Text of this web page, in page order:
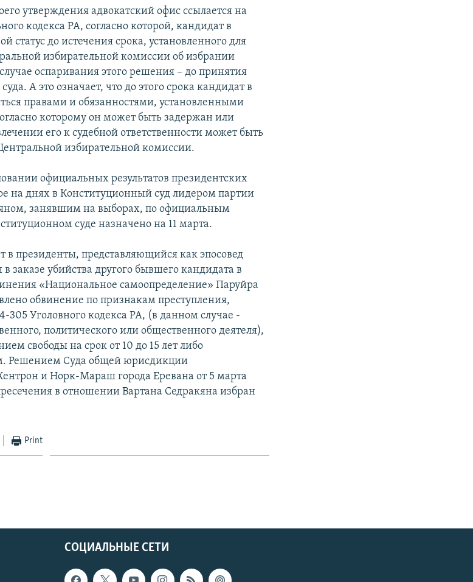
утверждения адвокатский офис ссылается на
кодекса РА, согласно которой, кандидат в
статус до истечения срока, установленного для
избирательной комиссии об избрании
оспаривания этого решения – до принятия
А это означает, что до этого срока кандидат в
правами и обязанностями, установленными
которому он может быть задержан или
его к судебной ответственности может быть
избирательной комиссии.
официальных результатов президентских
на днях в Конституционный суд лидером партии
занявшим на выборах, по официальным
суде назначено на 11 марта.
президенты, представляющийся как эпосовед
заказе убийства другого бывшего кандидата в
«Национальное самоопределение» Паруйра
обвинение по признакам преступления,
305 Уголовного кодекса РА, (в данном случае -
политического или общественного деятеля),
свободы на срок от 10 до 15 лет либо
Решением Суда общей юрисдикции
и Норк-Мараш города Еревана от 5 марта
в отношении Вартана Седракяна избран
Print
СОЦИАЛЬНЫЕ СЕТИ